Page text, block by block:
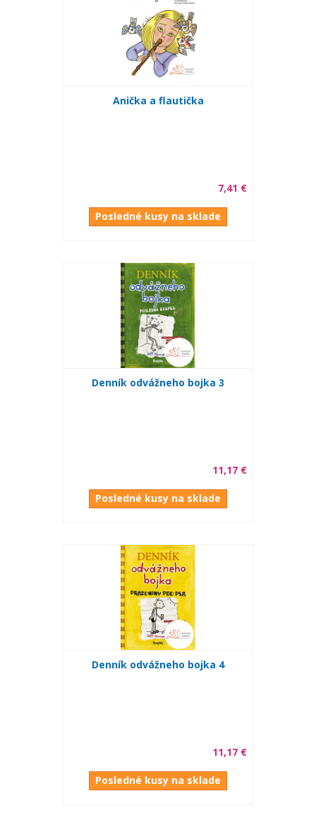
Anička a flautička
7,41 €
Posledné kusy na sklade
Denník odvážneho bojka 3
11,17 €
Posledné kusy na sklade
Denník odvážneho bojka 4
11,17 €
Posledné kusy na sklade